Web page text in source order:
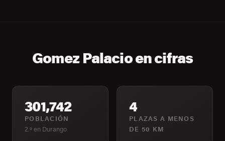
Gomez Palacio en cifras
301,742
POBLACIÓN
2.º en Durango
4
PLAZAS A MENOS
DE 50 KM